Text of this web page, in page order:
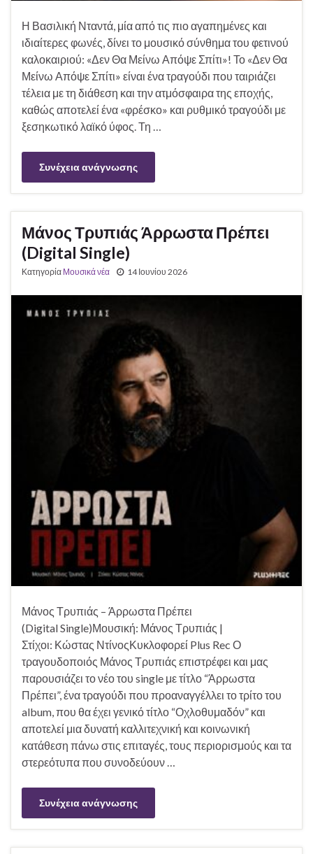
Η Βασιλική Νταντά, μία από τις πιο αγαπημένες και
ιδιαίτερες φωνές, δίνει το μουσικό σύνθημα του φετινού
καλοκαιριού: «Δεν Θα Μείνω Απόψε Σπίτι»! Το «Δεν Θα
Μείνω Απόψε Σπίτι» είναι ένα τραγούδι που ταιριάζει
τέλεια με τη διάθεση και την ατμόσφαιρα της εποχής,
καθώς αποτελεί ένα «φρέσκο» και ρυθμικό τραγούδι με
ξεσηκωτικό λαϊκό ύφος. Τη …
Συνέχεια ανάγνωσης
Μάνος Τρυπιάς Άρρωστα Πρέπει
(Digital Single)
Κατηγορία Μουσικά νέα 14 Ιουνίου 2026
Μάνος Τρυπιάς – Άρρωστα Πρέπει
(Digital Single)Μουσική: Μάνος Τρυπιάς |
Στίχοι: Κώστας ΝτίνοςΚυκλοφορεί Plus Rec Ο
τραγουδοποιός Μάνος Τρυπιάς επιστρέφει και μας
παρουσιάζει το νέο του single με τίτλο “Άρρωστα
Πρέπει”, ένα τραγούδι που προαναγγέλλει το τρίτο του
album, που θα έχει γενικό τίτλο “Οχλοθυμαδόν” και
αποτελεί μια δυνατή καλλιτεχνική και κοινωνική
κατάθεση πάνω στις επιταγές, τους περιορισμούς και τα
στερεότυπα που συνοδεύουν …
Συνέχεια ανάγνωσης